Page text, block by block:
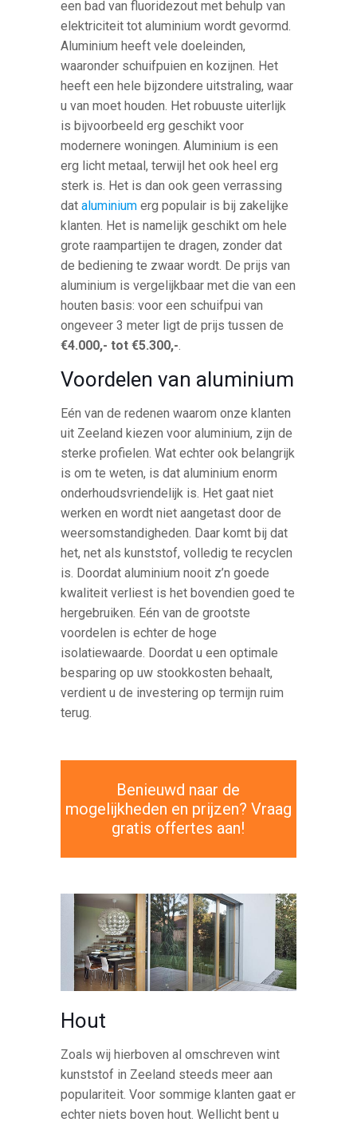
een bad van fluoridezout met behulp van
elektriciteit tot aluminium wordt gevormd.
Aluminium heeft vele doeleinden,
waaronder schuifpuien en kozijnen. Het
heeft een hele bijzondere uitstraling, waar
u van moet houden. Het robuuste uiterlijk
is bijvoorbeeld erg geschikt voor
modernere woningen. Aluminium is een
erg licht metaal, terwijl het ook heel erg
sterk is. Het is dan ook geen verrassing
dataluminium erg populair is bij zakelijke
klanten. Het is namelijk geschikt om hele
grote raampartijen te dragen, zonder dat
de bediening te zwaar wordt. De prijs van
aluminium is vergelijkbaar met die van een
houten basis: voor een schuifpui van
ongeveer 3 meter ligt de prijs tussen de
€4.000,- tot €5.300,-.
Voordelen van aluminium
Eén van de redenen waarom onze klanten
uit Zeeland kiezen voor aluminium, zijn de
sterke profielen. Wat echter ook belangrijk
is om te weten, is dat aluminium enorm
onderhoudsvriendelijk is. Het gaat niet
werken en wordt niet aangetast door de
weersomstandigheden. Daar komt bij dat
het, net als kunststof, volledig te recyclen
is. Doordat aluminium nooit z’n goede
kwaliteit verliest is het bovendien goed te
hergebruiken. Eén van de grootste
voordelen is echter de hoge
isolatiewaarde. Doordat u een optimale
besparing op uw stookkosten behaalt,
verdient u de investering op termijn ruim
terug.
Benieuwd naar de
mogelijkheden en prijzen? Vraag
gratis offertes aan!
Hout
Zoals wij hierboven al omschreven wint
kunststof in Zeeland steeds meer aan
populariteit. Voor sommige klanten gaat er
echter niets boven hout. Wellicht bent u